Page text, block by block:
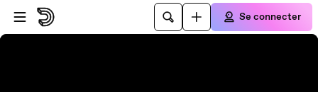
Passer au player
Passer au contenu principal
Se connecter